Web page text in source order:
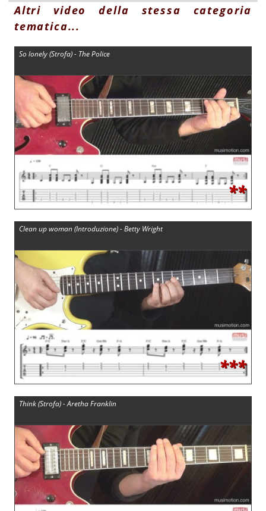
Altri video della stessa categoria
tematica...
So lonely (Strofa) - The Police
**
Clean up woman (Introduzione) - Betty Wright
***
Think (Strofa) - Aretha Franklin